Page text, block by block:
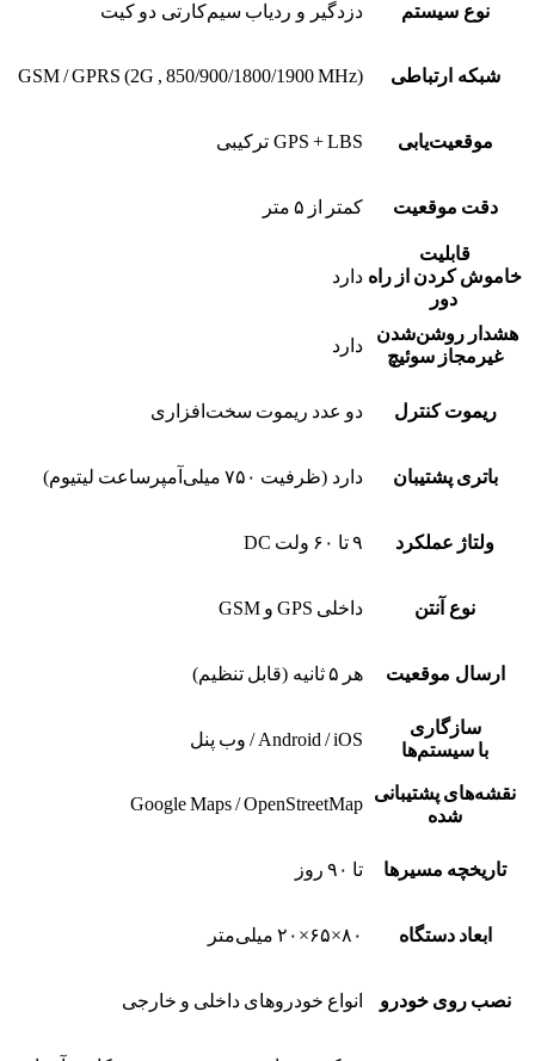
نوع سیستم دزدگیر و ردیاب سیم‌کارتی دو کیت
شبکه ارتباطی GSM / GPRS (2G , 850/900/1800/1900 MHz)
موقعیت‌یابی GPS + LBS ترکیبی
دقت موقعیت کمتر از ۵ متر
قابلیت
خاموش کردن از راه
دور
دارد
هشدار روشن‌شدن
غیرمجاز سوئیچ
دارد
ریموت کنترل دو عدد ریموت سخت‌افزاری
باتری پشتیبان دارد (ظرفیت ۷۵۰ میلی‌آمپرساعت لیتیوم)
ولتاژ عملکرد ۹ تا ۶۰ ولت DC
نوع آنتن داخلی GPS و GSM
ارسال موقعیت هر ۵ ثانیه (قابل تنظیم)
سازگاری
با سیستم‌ها
Android / iOS / وب پنل
نقشه‌های پشتیبانی‌
شده
Google Maps / OpenStreetMap
تاریخچه مسیرها تا ۹۰ روز
ابعاد دستگاه ۸۰×۶۵×۲۰ میلی‌متر
نصب روی خودرو انواع خودروهای داخلی و خارجی